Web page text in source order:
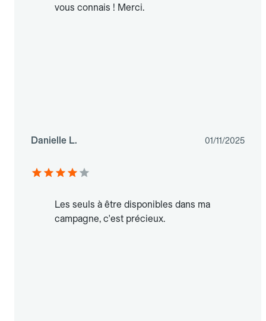
vous connais ! Merci.
Danielle L. 01/11/2025
Les seuls à être disponibles dans ma
campagne, c'est précieux.